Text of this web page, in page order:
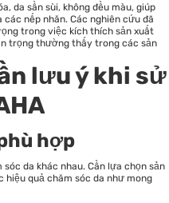
da sần sùi, không đều màu, giúp
nếp nhăn. Các nghiên cứu đã
trong việc kích thích sản xuất
trọng thường thấy trong các sản
lưu ý khi sử
hợp
da khác nhau. Cần lựa chọn sản
hiệu quả chăm sóc da như mong